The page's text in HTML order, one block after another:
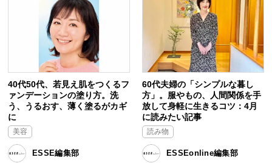
40代50代、若見え肌をつくるフ
ァンデーションの塗り方。洗
う、うるおす、薄く塗るがカギ
に
美容
ESSE編集部
60代夫婦の「シンプルな暮し
方」。服やもの、人間関係を手
放して身軽に生きるコツ：4月
に読みたい記事
読み物
ESSEonline編集部